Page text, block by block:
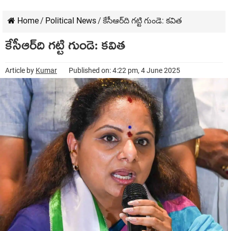
Home/ Political News/ కేసీఆర్‌ది గ‌ట్టి గుండె: క‌విత‌
కేసీఆర్‌ది గ‌ట్టి గుండె: క‌విత‌
Article by Kumar Published on: 4:22 pm, 4 June 2025